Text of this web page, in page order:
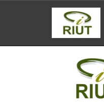
navigation